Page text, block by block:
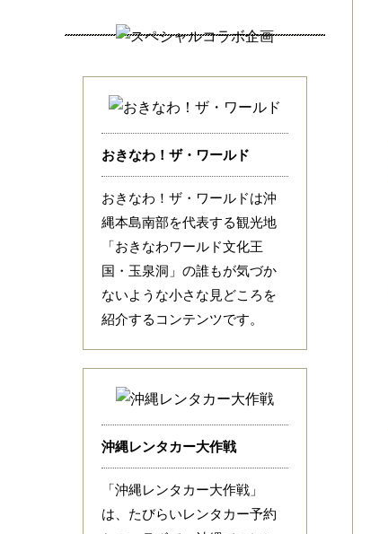
おきなわ！ザ・ワールド
おきなわ！ザ・ワールドは沖
縄本島南部を代表する観光地
「おきなわワールド文化王
国・玉泉洞」の誰もが気づか
ないような小さな見どころを
紹介するコンテンツです。
沖縄レンタカー大作戦
「沖縄レンタカー大作戦」
は、たびらいレンタカー予約